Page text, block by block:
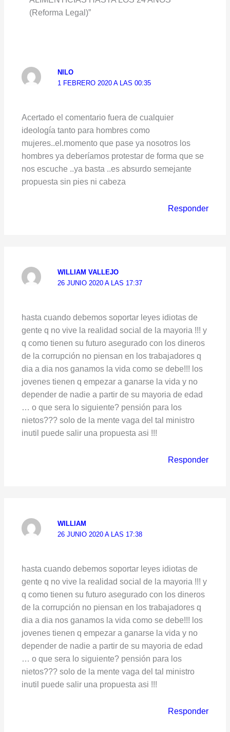
(Reforma Legal)”
NILO
1 FEBRERO 2020 A LAS 00:35
Acertado el comentario fuera de cualquier
ideología tanto para hombres como
mujeres..el.momento que pase ya nosotros los
hombres ya deberíamos protestar de forma que se
nos escuche ..ya basta ..es absurdo semejante
propuesta sin pies ni cabeza
Responder
WILLIAM VALLEJO
26 JUNIO 2020 A LAS 17:37
hasta cuando debemos soportar leyes idiotas de
gente q no vive la realidad social de la mayoria !!! y
q como tienen su futuro asegurado con los dineros
de la corrupción no piensan en los trabajadores q
dia a dia nos ganamos la vida como se debe!!! los
jovenes tienen q empezar a ganarse la vida y no
depender de nadie a partir de su mayoria de edad
… o que sera lo siguiente? pensión para los
nietos??? solo de la mente vaga del tal ministro
inutil puede salir una propuesta asi !!!
Responder
WILLIAM
26 JUNIO 2020 A LAS 17:38
hasta cuando debemos soportar leyes idiotas de
gente q no vive la realidad social de la mayoria !!! y
q como tienen su futuro asegurado con los dineros
de la corrupción no piensan en los trabajadores q
dia a dia nos ganamos la vida como se debe!!! los
jovenes tienen q empezar a ganarse la vida y no
depender de nadie a partir de su mayoria de edad
… o que sera lo siguiente? pensión para los
nietos??? solo de la mente vaga del tal ministro
inutil puede salir una propuesta asi !!!
Responder